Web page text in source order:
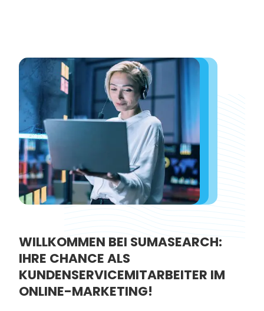
WILLKOMMEN BEI SUMASEARCH:
IHRE CHANCE ALS
KUNDENSERVICEMITARBEITER IM
ONLINE-MARKETING!